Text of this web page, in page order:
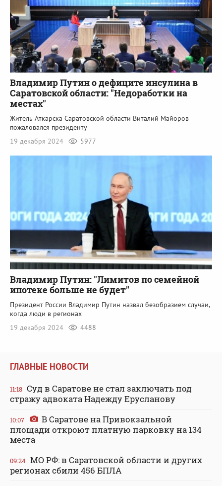
Владимир Путин о дефиците инсулина в
Саратовской области: "Недоработки на
местах"
Житель Аткарска Саратовской области Виталий Майоров
пожаловался президенту
19 декабря 2024
5977
Владимир Путин: "Лимитов по семейной
ипотеке больше не будет"
Президент России Владимир Путин назвал безобразием случаи,
когда люди в регионах
19 декабря 2024
4488
ГЛАВНЫЕ НОВОСТИ
11:18 Суд в Саратове не стал заключать под
стражу адвоката Надежду Ерусланову
10:07
В Саратове на Привокзальной
площади откроют платную парковку на 134
места
09:24 МО РФ: в Саратовской области и других
регионах сбили 456 БПЛА